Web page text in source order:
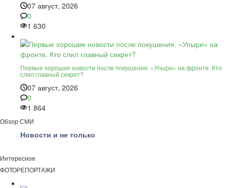
07 август, 2026
0
1 630
Первые хорошие новости после покушения. «Упыри» на фронте. Кто
слил главный секрет?
07 август, 2026
0
1 864
Обзор СМИ
Новости и не только
Интересное
ФОТОРЕПОРТАЖИ